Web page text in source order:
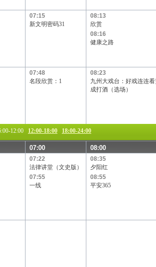
07:15
新文明密码31
08:13
欣赏
08:16
健康之路
07:48
名段欣赏：1
08:23
九州大戏台：好戏连连
成打酒（选场）
12:00 12:00-18:00 18:00-24:00
07:00 08:00
07:22
法律讲堂（文史版）
07:55
一线
08:35
夕阳红
08:55
平安365